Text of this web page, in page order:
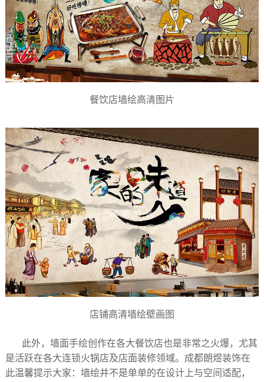
餐饮店墙绘高清图片
店铺高清墙绘壁画图
此外，墙面手绘创作在各大餐饮店也是非常之火爆，尤其
是活跃在各大连锁火锅店及店面装修领域。成都朗煜装饰在
此温馨提示大家：墙绘并不是单单的在设计上与空间适配，